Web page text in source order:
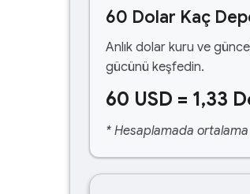
60 Dolar Kaç
Anlık dolar kuru ve
gücünü keşfedin.
60 USD = 1,33
* Hesaplamada ortalama